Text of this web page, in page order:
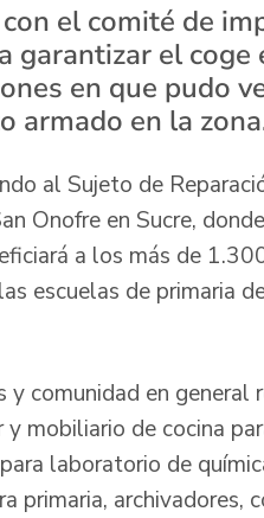
el comité de
garantizar el
en que pudo
armado en la
al Sujeto de
Onofre en Sucre,
a los más de
escuelas de primaria
comunidad en general
mobiliario de cocina
laboratorio de
primaria, archivadores,